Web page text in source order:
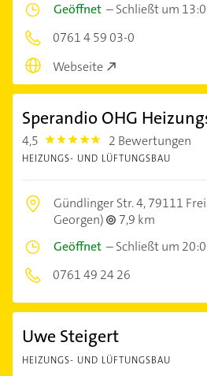
Geöffnet –Schließt um
0761 4 59 03-0
Webseite
Sperandio OHG
4,5 4.5 2 Bewertungen
HEIZUNGS- UND LÜFTUNGSBAU
Gündlinger Str. 4,79111
Georgen)
7,9 km
Geöffnet –Schließt um
0761 49 24 26
Uwe Steigert
HEIZUNGS- UND LÜFTUNGSBAU